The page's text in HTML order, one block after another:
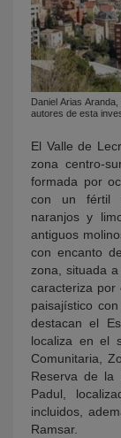
Daniel Arias
autores de esta
El Valle de
zona centro-
formada por
con un fértil
naranjos y
antiguos
con encanto
zona, situada
caracteriza por
paisajístico
destacan el
localiza en el
Comunitaria,
Reserva de la
Padul,
incluidos,
Ramsar.